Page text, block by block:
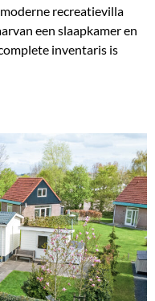
recreatievilla
een slaapkamer en
inventaris is